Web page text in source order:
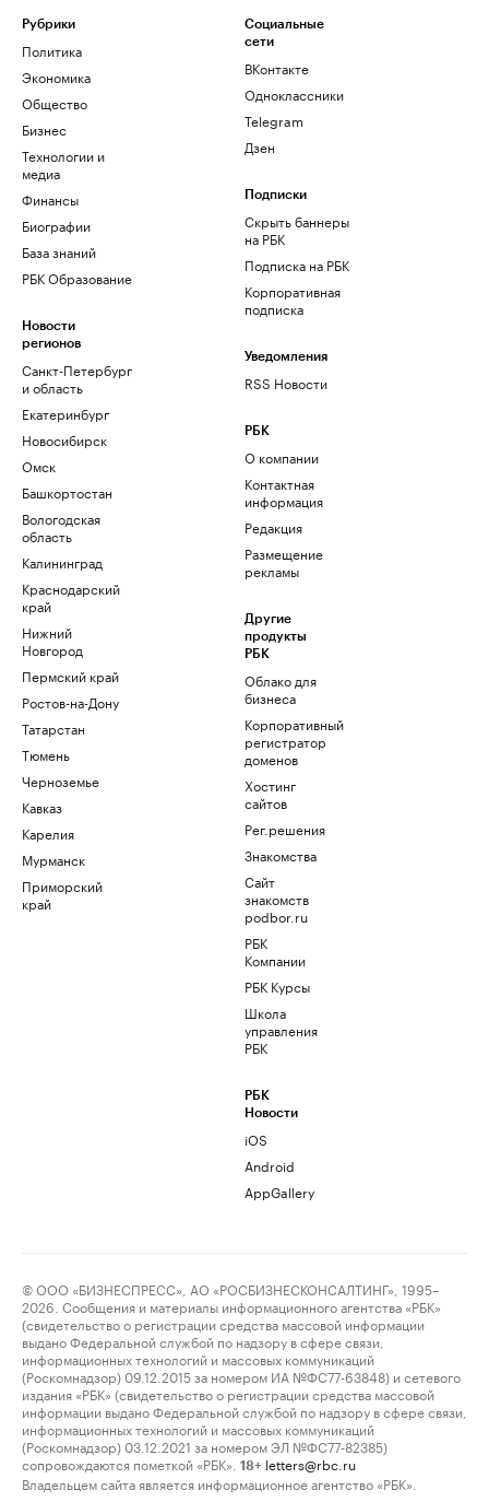
Рубрики
Политика
Экономика
Общество
Бизнес
Технологии и
медиа
Финансы
Биографии
База знаний
РБК Образование
Новости
регионов
Санкт-Петербург
и область
Екатеринбург
Новосибирск
Омск
Башкортостан
Вологодская
область
Калининград
Краснодарский
край
Нижний
Новгород
Пермский край
Ростов-на-Дону
Татарстан
Тюмень
Черноземье
Кавказ
Карелия
Мурманск
Приморский
край
Социальные
сети
ВКонтакте
Одноклассники
Telegram
Дзен
Подписки
Скрыть баннеры
на РБК
Подписка на РБК
Корпоративная
подписка
Уведомления
RSS Новости
РБК
О компании
Контактная
информация
Редакция
Размещение
рекламы
Другие
продукты
РБК
Облако для
бизнеса
Корпоративный
регистратор
доменов
Хостинг
сайтов
Рег.решения
Знакомства
Сайт
знакомств
podbor.ru
РБК
Компании
РБК Курсы
Школа
управления
РБК
РБК
Новости
iOS
Android
AppGallery
© ООО «БИЗНЕСПРЕСС», АО «РОСБИЗНЕСКОНСАЛТИНГ», 1995–
2026. Сообщения и материалы информационного агентства «РБК»
(свидетельство о регистрации средства массовой информации
выдано Федеральной службой по надзору в сфере связи,
информационных технологий и массовых коммуникаций
(Роскомнадзор) 09.12.2015 за номером ИА №ФС77-63848) и сетевого
издания «РБК» (свидетельство о регистрации средства массовой
информации выдано Федеральной службой по надзору в сфере связи,
информационных технологий и массовых коммуникаций
(Роскомнадзор) 03.12.2021 за номером ЭЛ №ФС77-82385)
сопровождаются пометкой «РБК».
18+ letters@rbc.ru
Владельцем сайта является информационное агентство «РБК».